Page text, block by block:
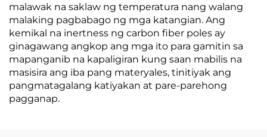
malawak na saklaw ng temperatura nang walang
malaking pagbabago ng mga katangian. Ang
kemikal na inertness ng carbon fiber poles ay
ginagawang angkop ang mga ito para gamitin sa
mapanganib na kapaligiran kung saan mabilis na
masisira ang iba pang materyales, tinitiyak ang
pangmatagalang katiyakan at pare-parehong
pagganap.